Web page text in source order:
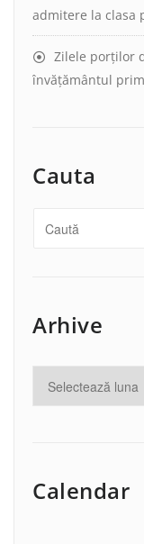
admitere la clasa
Zilele porților
învățământul
Cauta
Arhive
Calendar